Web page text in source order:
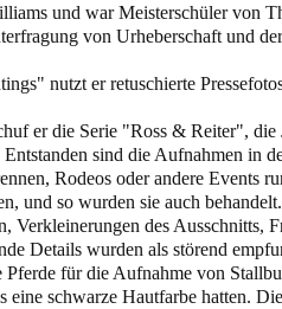
und war Meisterschüler von
von Urheberschaft und
nutzt er retuschierte
er die Serie "Ross & Reiter", die
sind die Aufnahmen in
Rodeos oder andere Events
und so wurden sie auch
Verkleinerungen des Ausschnitts,
Details wurden als störend
Pferde für die Aufnahme von
eine schwarze Hautfarbe hatten.